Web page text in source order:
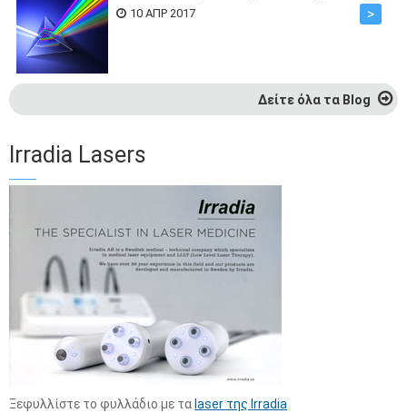
10 ΑΠΡ 2017 >
Δείτε όλα τα Blog
Irradia Lasers
Ξεφυλλίστε το φυλλάδιο με τα laser της Irradia